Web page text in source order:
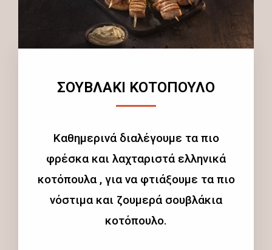
ΣΟΥΒΛΑΚΙ ΚΟΤΟΠΟΥΛΟ
Καθημερινά διαλέγουμε τα πιο
φρέσκα και λαχταριστά ελληνικά
κοτόπουλα , για να φτιάξουμε τα πιο
νόστιμα και ζουμερά σουβλάκια
κοτόπουλο.